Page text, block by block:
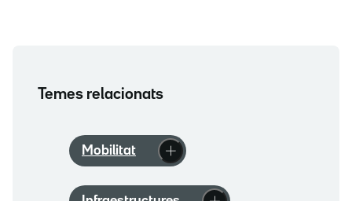
Temes relacionats
Mobilitat